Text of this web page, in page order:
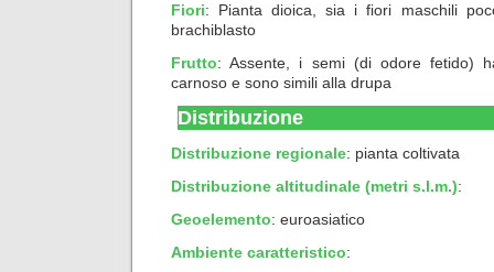
Fiori: Pianta dioica, sia i fiori maschili
brachiblasto
Frutto: Assente, i semi (di odore fetido)
carnoso e sono simili alla drupa
Distribuzione
Distribuzione regionale: pianta coltivata
Distribuzione altitudinale (metri s.l.m.):
Geoelemento: euroasiatico
Ambiente caratteristico: